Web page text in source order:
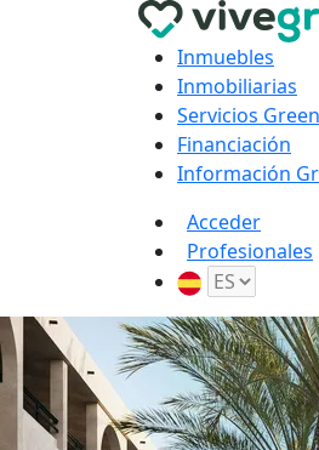
Inmuebles
Inmobiliarias
Servicios Green
Financiación
Información
Acceder
Profesionales